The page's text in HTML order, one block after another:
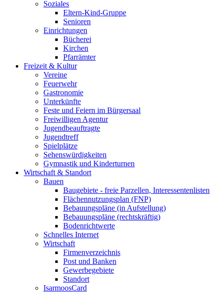
Soziales
Eltern-Kind-Gruppe
Senioren
Einrichtungen
Bücherei
Kirchen
Pfarrämter
Freizeit & Kultur
Vereine
Feuerwehr
Gastronomie
Unterkünfte
Feste und Feiern im Bürgersaal
Freiwilligen Agentur
Jugendbeauftragte
Jugendtreff
Spielplätze
Sehenswürdigkeiten
Gymnastik und Kinderturnen
Wirtschaft & Standort
Bauen
Baugebiete - freie Parzellen, Interessentenlisten
Flächennutzungsplan (FNP)
Bebauungspläne (in Aufstellung)
Bebauungspläne (rechtskräftig)
Bodenrichtwerte
Schnelles Internet
Wirtschaft
Firmenverzeichnis
Post und Banken
Gewerbegebiete
Standort
IsarmoosCard